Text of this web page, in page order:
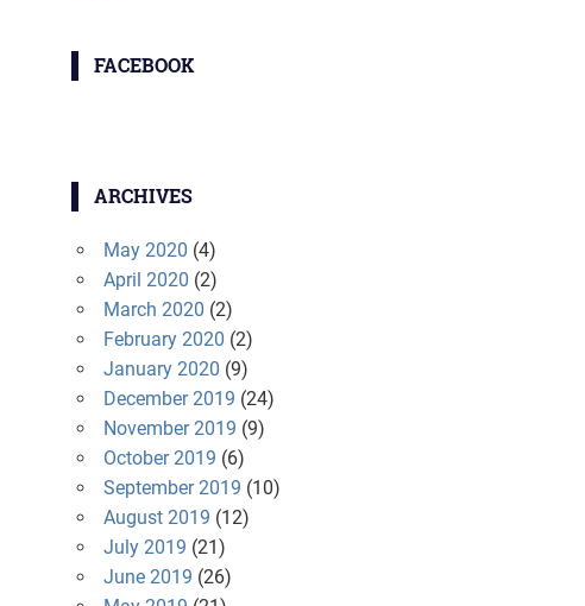
FACEBOOK
ARCHIVES
May 2020 (4)
April 2020 (2)
March 2020 (2)
February 2020 (2)
January 2020 (9)
December 2019 (24)
November 2019 (9)
October 2019 (6)
September 2019 (10)
August 2019 (12)
July 2019 (21)
June 2019 (26)